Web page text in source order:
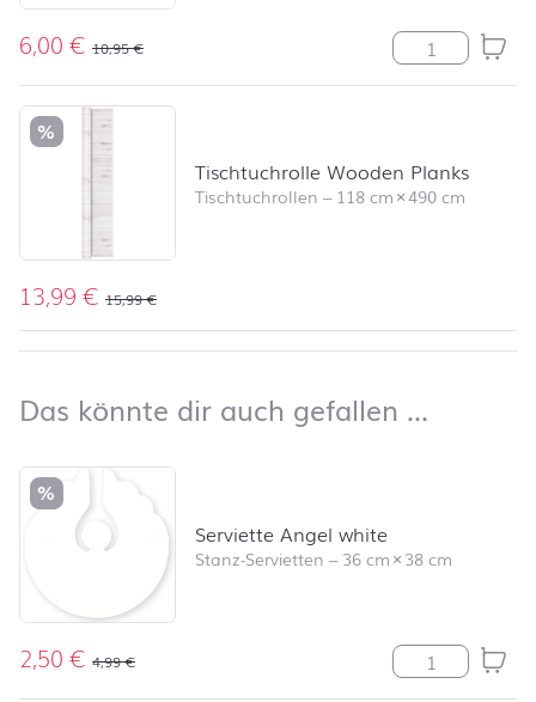
6,00€ 10,95€ TC Bamboo
%
Tischtuchrolle Wooden Planks
Tischtuchrollen – 118 cm×490 cm
13,99€ 15,99€
Das könnte dir auch gefallen …
Produktliste überspringen und zum Filter springen
%
Serviette Angel white
Stanz-Servietten –36 cm×38 cm
2,50€ 4,99€ Serviette